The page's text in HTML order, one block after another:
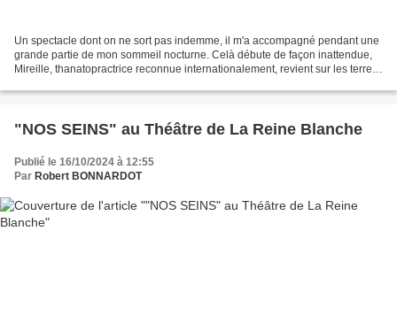
Un spectacle dont on ne sort pas indemme, il m'a accompagné pendant une
grande partie de mon sommeil nocturne. Celà débute de façon inattendue,
Mireille, thanatopractrice reconnue internationalement, revient sur les terres
"NOS SEINS" au Théâtre de La Reine Blanche
Publié le 16/10/2024 à 12:55
Par Robert BONNARDOT